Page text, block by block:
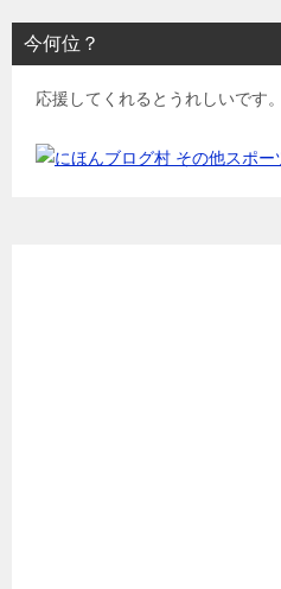
今何位？
応援してくれるとうれしいです。